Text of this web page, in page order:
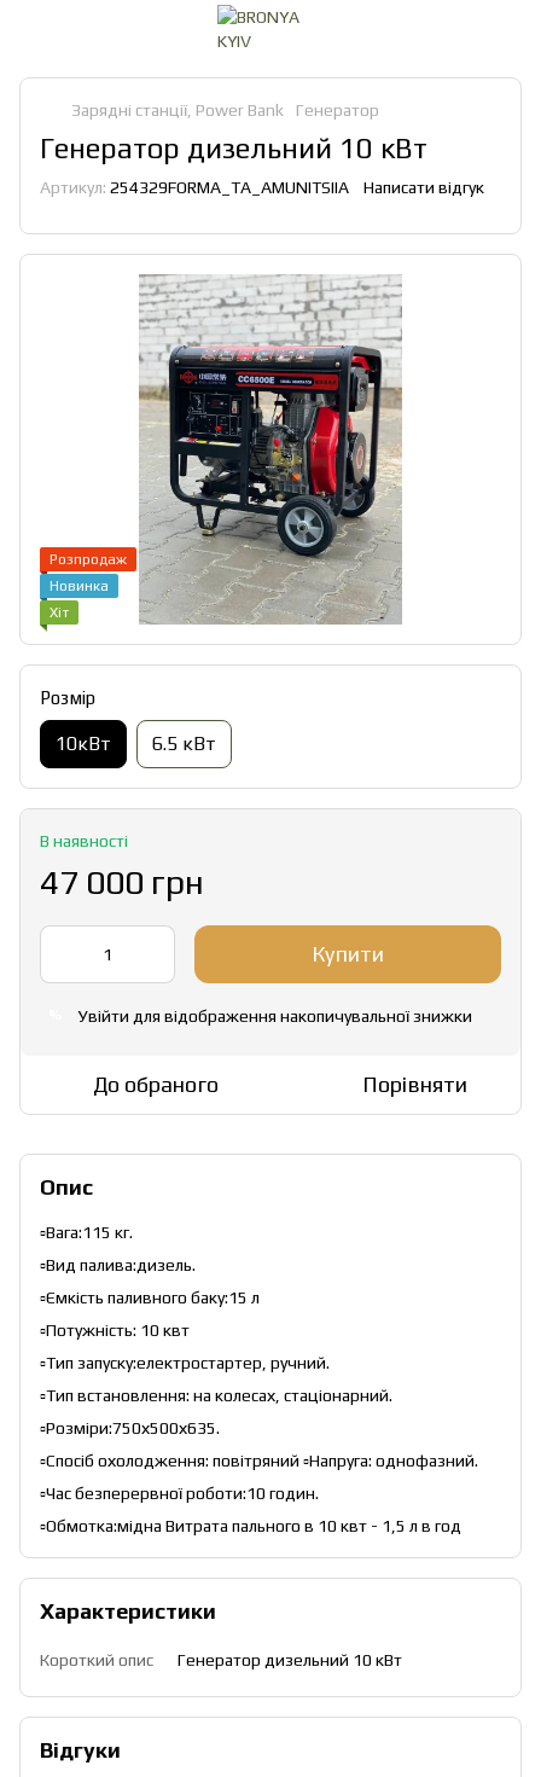
Зарядні станції, Power Bank Генератор
Генератор дизельний 10 кВт
Артикул: 254329FORMA_TA_AMUNITSIIA Написати відгук
Розпродаж
Новинка
Хіт
Розмір
10кВт 6.5 кВт
В наявності
47 000 грн
Купити
Увійти для відображення накопичувальної знижки
До обраного Порівняти
Опис
▫️Вага:115 кг.
▫️Вид палива:дизель.
▫️Ємкість паливного баку:15 л
▫️Потужність: 10 квт
▫️Тип запуску:електростартер, ручний.
▫️Тип встановлення: на колесах, стаціонарний.
▫️Розміри:750х500х635.
▫️Спосіб охолодження: повітряний ▫️Напруга: однофазний.
▫️Час безперервної роботи:10 годин.
▫️Обмотка:мідна Витрата пального в 10 квт - 1,5 л в год
Характеристики
Короткий опис Генератор дизельний 10 кВт
Відгуки